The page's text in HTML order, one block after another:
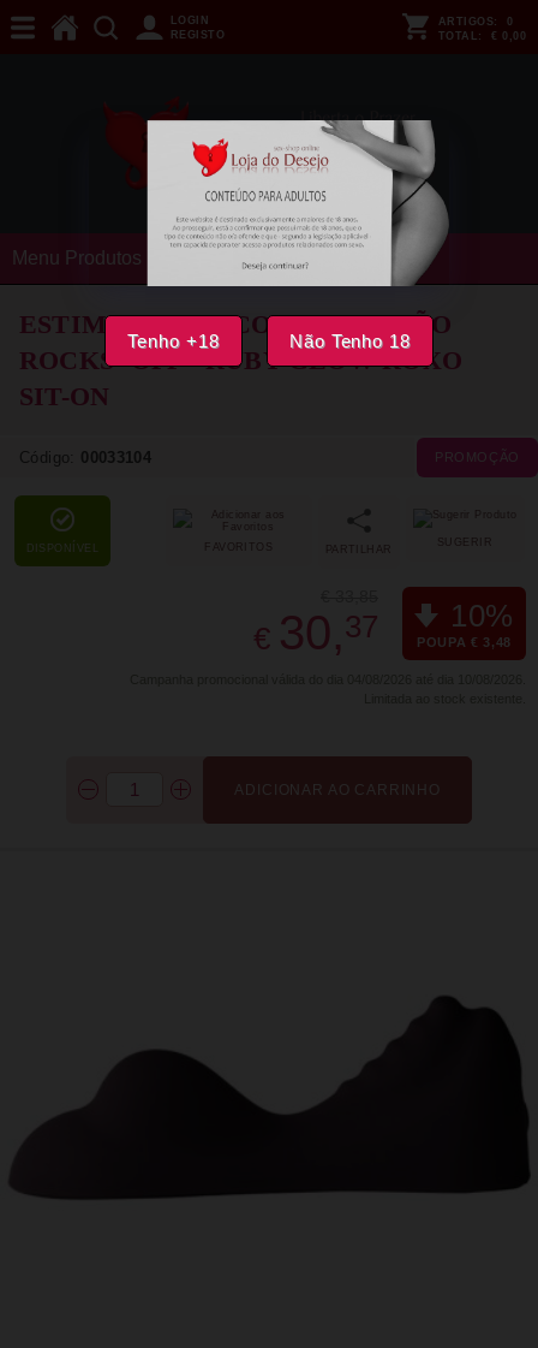
Tenho +18 Não Tenho 18
LOGIN
REGISTO
ARTIGOS:
0
TOTAL: € 0,00
Menu Produtos
ESTIMULADOR COM VIBRAÇÃO
ROCKS- OFF - RUBY GLOW ROXO
SIT-ON
Código: 00033104 PROMOÇÃO
DISPONÍVEL SUGERIR
FAVORITOS
€ 30,37 10%
POUPA € 3,48
ADICIONAR AO CARRINHO